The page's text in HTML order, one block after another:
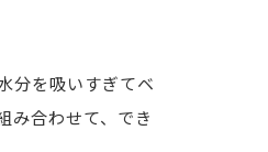
分を吸いすぎてベ
み合わせて、でき